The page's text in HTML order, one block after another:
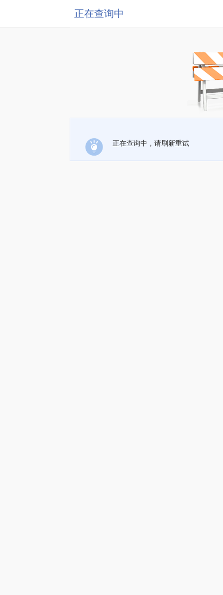
正在查询中
正在查询中，请刷新重试